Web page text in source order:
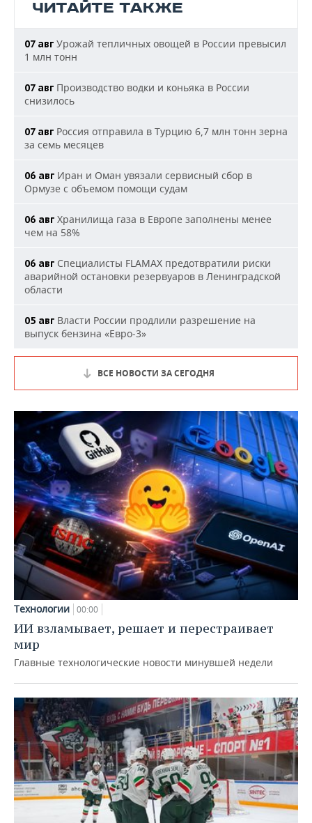
ЧИТАЙТЕ ТАКЖЕ
07 авг Урожай тепличных овощей в России превысил
1 млн тонн
07 авг Производство водки и коньяка в России
снизилось
07 авг Россия отправила в Турцию 6,7 млн тонн зерна
за семь месяцев
06 авг Иран и Оман увязали сервисный сбор в
Ормузе с объемом помощи судам
06 авг Хранилища газа в Европе заполнены менее
чем на 58%
06 авг Специалисты FLAMAX предотвратили риски
аварийной остановки резервуаров в Ленинградской
области
05 авг Власти России продлили разрешение на
выпуск бензина «Евро-3»
ВСЕ НОВОСТИ ЗА СЕГОДНЯ
Технологии 00:00
ИИ взламывает, решает и перестраивает
мир
Главные технологические новости минувшей недели